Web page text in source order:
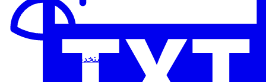
مستخدم جديد